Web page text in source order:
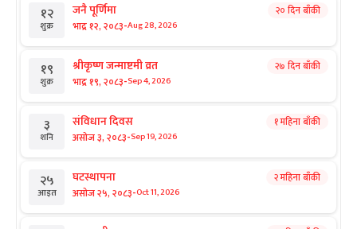
१२
शुक्र
जनै पूर्णिमा
भाद्र १२, २०८३-Aug 28, 2026
२० दिन बाँकी
१९
शुक्र
श्रीकृष्ण जन्माष्टमी व्रत
भाद्र १९, २०८३-Sep 4, 2026
२७ दिन बाँकी
३
शनि
संविधान दिवस
असोज ३, २०८३-Sep 19, 2026
१ महिना बाँकी
२५
आइत
घटस्थापना
असोज २५, २०८३-Oct 11, 2026
२ महिना बाँकी